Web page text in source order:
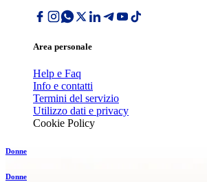
Area personale
Help e Faq
Info e contatti
Termini del servizio
Utilizzo dati e privacy
Cookie Policy
Donne
Donne